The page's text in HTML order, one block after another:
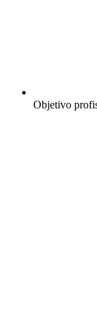
Objetivo